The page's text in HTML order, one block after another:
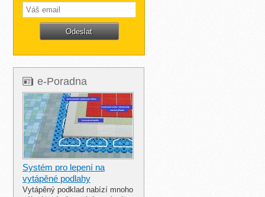
e-Poradna
Systém pro lepení na
vytápěné podlahy
Vytápěný podklad nabízí mnoho